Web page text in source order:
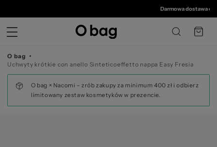
©
Darmowa dostawa od 350
O bag
Uchwyty krótkie con anello Sinteticoeffetto nappa Easy Fresia
O bag × Nacomi – zrób zakupy za minimum 400 zł i odbierz
limitowany zestaw kosmetyków w prezencie.